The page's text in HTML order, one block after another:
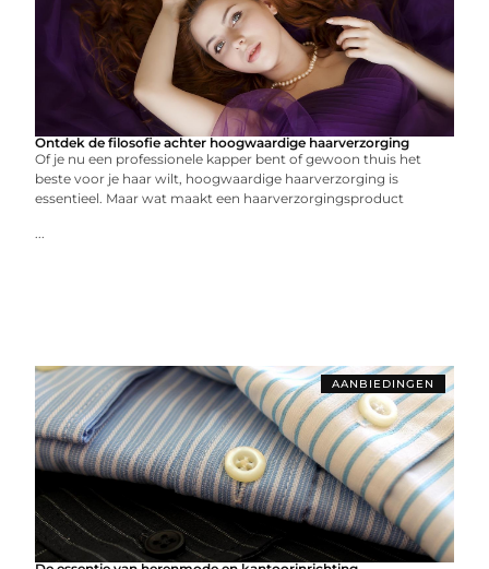
Ontdek de filosofie achter hoogwaardige haarverzorging
Of je nu een professionele kapper bent of gewoon thuis het
beste voor je haar wilt, hoogwaardige haarverzorging is
essentieel. Maar wat maakt een haarverzorgingsproduct
...
AANBIEDINGEN